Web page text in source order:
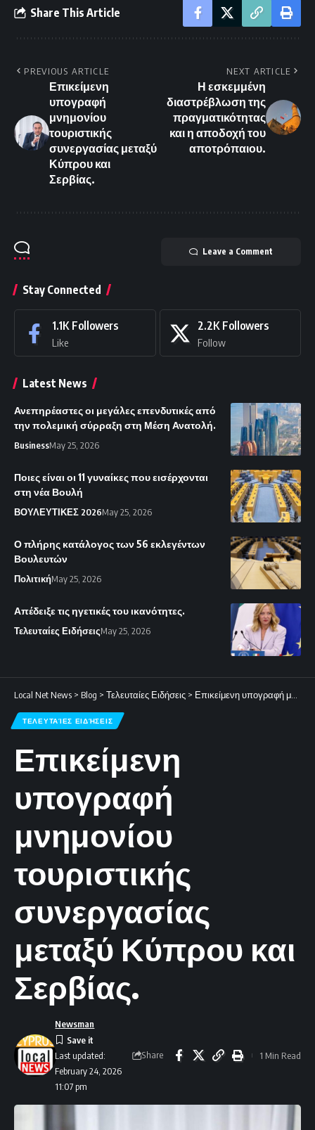
Share This Article
PREVIOUS ARTICLE
Επικείμενη
υπογραφή
μνημονίου
τουριστικής
συνεργασίας μεταξύ
Κύπρου και
Σερβίας.
NEXT ARTICLE
Η εσκεμμένη
διαστρέβλωση της
πραγματικότητας
και η αποδοχή του
αποτρόπαιου.
Leave a Comment
Stay Connected
1.1K Followers
Like
2.2K Followers
Follow
Latest News
Ανεπηρέαστες οι μεγάλες επενδυτικές από
την πολεμική σύρραξη στη Μέση Ανατολή.
BusinessMay 25, 2026
Ποιες είναι οι 11 γυναίκες που εισέρχονται
στη νέα Βουλή
ΒΟΥΛΕΥΤΙΚΕΣ 2026May 25, 2026
Ο πλήρης κατάλογος των 56 εκλεγέντων
Βουλευτών
ΠολιτικήMay 25, 2026
Απέδειξε τις ηγετικές του ικανότητες.
Τελευταίες ΕιδήσειςMay 25, 2026
Local Net News > Blog > Τελευταίες Ειδήσεις > Επικείμενη υπογραφή μνημονίου τουριστικής συνεργασίας μεταξύ Κύπρου και Σερβίας.
ΤΕΛΕΥΤΑΊΕΣ ΕΙΔΉΣΕΙΣ
Επικείμενη
υπογραφή
μνημονίου
τουριστικής
συνεργασίας
μεταξύ Κύπρου και
Σερβίας.
Last updated:
February 24, 2026
11:07 pm
Newsman
Share 1 Min Read